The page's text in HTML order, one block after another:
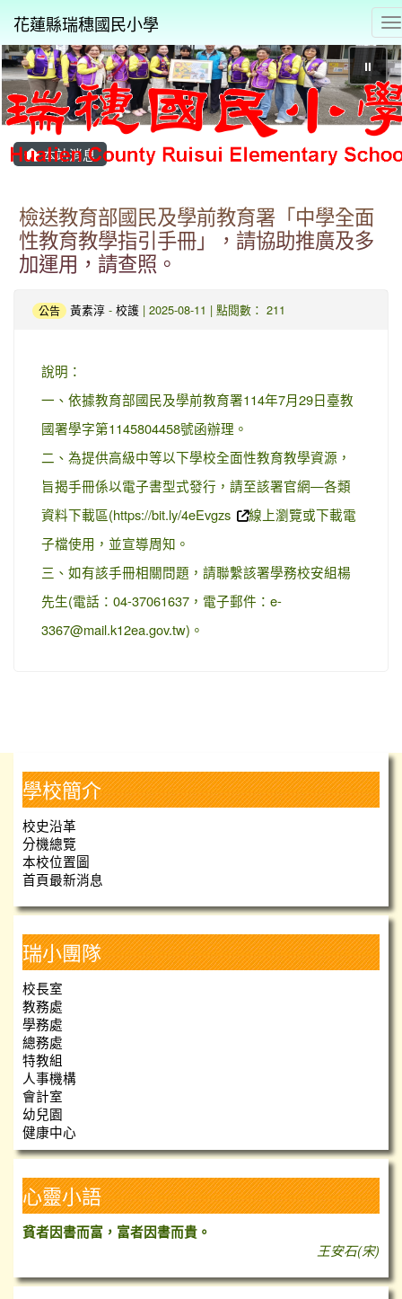
花蓮縣瑞穗國民小學
⏸
本站消息
檢送教育部國民及學前教育署「中學全面
性教育教學指引手冊」，請協助推廣及多
加運用，請查照。
公告 黃素淳 - 校護 | 2025-08-11 | 點閱數： 211
說明：
一、依據教育部國民及學前教育署114年7月29日臺教
國署學字第1145804458號函辦理。
二、為提供高級中等以下學校全面性教育教學資源，
旨揭手冊係以電子書型式發行，請至該署官網—各類
資料下載區(https://bit.ly/4eEvgzs
線上瀏覽或下載電
子檔使用，並宣導周知。
三、如有該手冊相關問題，請聯繫該署學務校安組楊
先生(電話：04-37061637，電子郵件：e-
3367@mail.k12ea.gov.tw)。
學校簡介
校史沿革
分機總覽
本校位置圖
首頁最新消息
瑞小團隊
校長室
教務處
學務處
總務處
特教組
人事機構
會計室
幼兒園
健康中心
心靈小語
貧者因書而富，富者因書而貴。
王安石(宋)